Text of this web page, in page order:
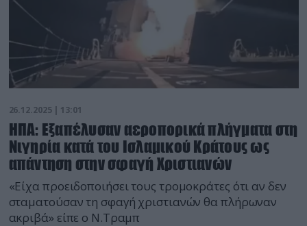
26.12.2025 | 13:01
ΗΠΑ: Eξαπέλυσαν αεροπορικά πλήγματα στη
Νιγηρία κατά του Ισλαμικού Κράτους ως
απάντηση στην σφαγή Χριστιανών
«Είχα προειδοποιήσει τους τρομοκράτες ότι αν δεν
σταματούσαν τη σφαγή χριστιανών θα πλήρωναν
ακριβά» είπε ο Ν.Τραμπ